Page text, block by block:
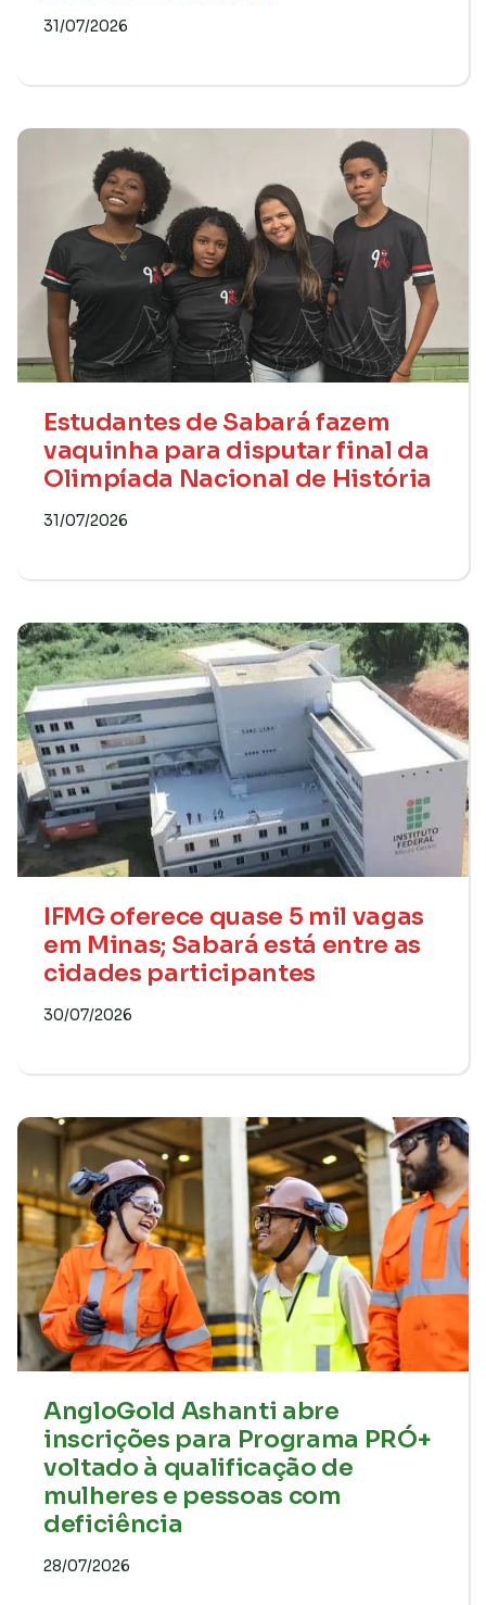
31/07/2026
Estudantes de Sabará fazem
vaquinha para disputar final da
Olimpíada Nacional de História
31/07/2026
IFMG oferece quase 5 mil vagas
em Minas; Sabará está entre as
cidades participantes
30/07/2026
AngloGold Ashanti abre
inscrições para Programa PRÓ+
voltado à qualificação de
mulheres e pessoas com
deficiência
28/07/2026